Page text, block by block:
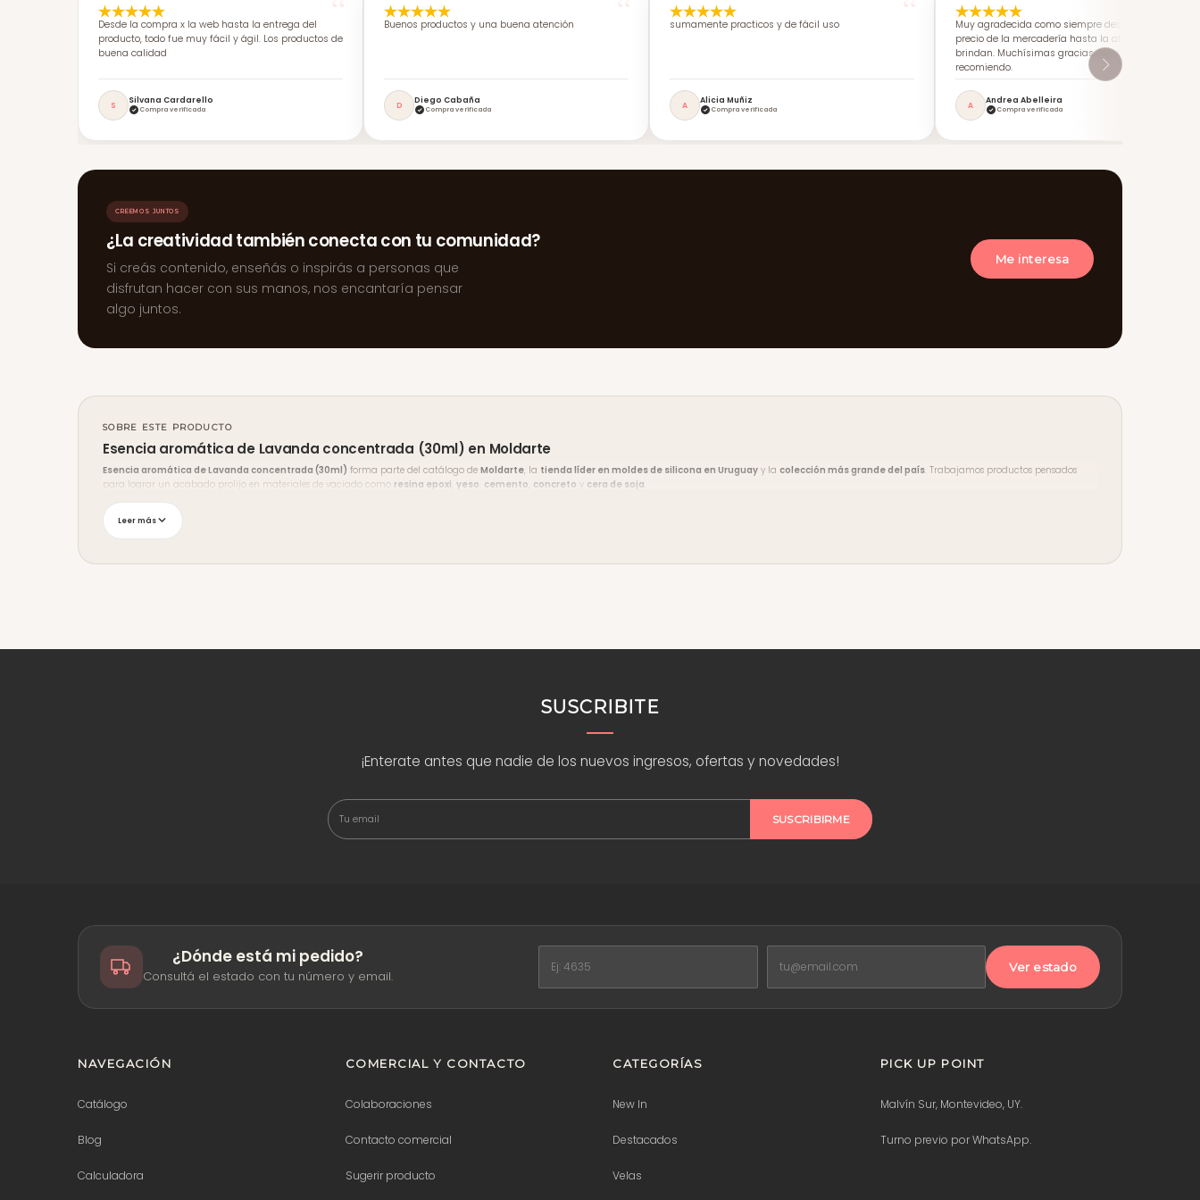
Desde la compra x la web hasta la entrega del
producto, todo fue muy fácil y ágil. Los productos de
buena calidad
S Silvana Cardarello
Compra verificada
Buenos productos y una buena atención
D Diego Cabaña
Compra verificada
sumamente practicos y de fácil uso
A Alicia Muñiz
Compra verificada
Muy agradecida como siempre desde calidad-
precio de la mercadería hasta la atención que me
brindan. Muchísimas gracias. Los super
recomiendo.
A Andrea Abelleira
Compra verificada
CREEMOS JUNTOS
¿La creatividad también conecta con tu comunidad?
Si creás contenido, enseñás o inspirás a personas que
disfrutan hacer con sus manos, nos encantaría pensar
algo juntos.
Me interesa
SOBRE ESTE PRODUCTO
Esencia aromática de Lavanda concentrada (30ml) en Moldarte
Esencia aromática de Lavanda concentrada (30ml) forma parte del catálogo de Moldarte, la tienda líder en moldes de silicona en Uruguayy la colección más grande del país. Trabajamos productos pensados
para lograr un acabado prolijo en materiales de vaciado como resina epoxi yeso cemento concreto y cera de soja
¿Necesitás ayuda?
Leer más
SUSCRIBITE
¡Enterate antes que nadie de los nuevos ingresos, ofertas y novedades!
SUSCRIBIRME
¿Dónde está mi pedido?
Consultá el estado con tu número y email.
Ver estado
NAVEGACIÓN
Catálogo
Blog
Calculadora
COMERCIAL Y CONTACTO
Colaboraciones
Contacto comercial
Sugerir producto
CATEGORÍAS
New In
Destacados
Velas
PICK UP POINT
Malvín Sur, Montevideo, UY.
Turno previo por WhatsApp.